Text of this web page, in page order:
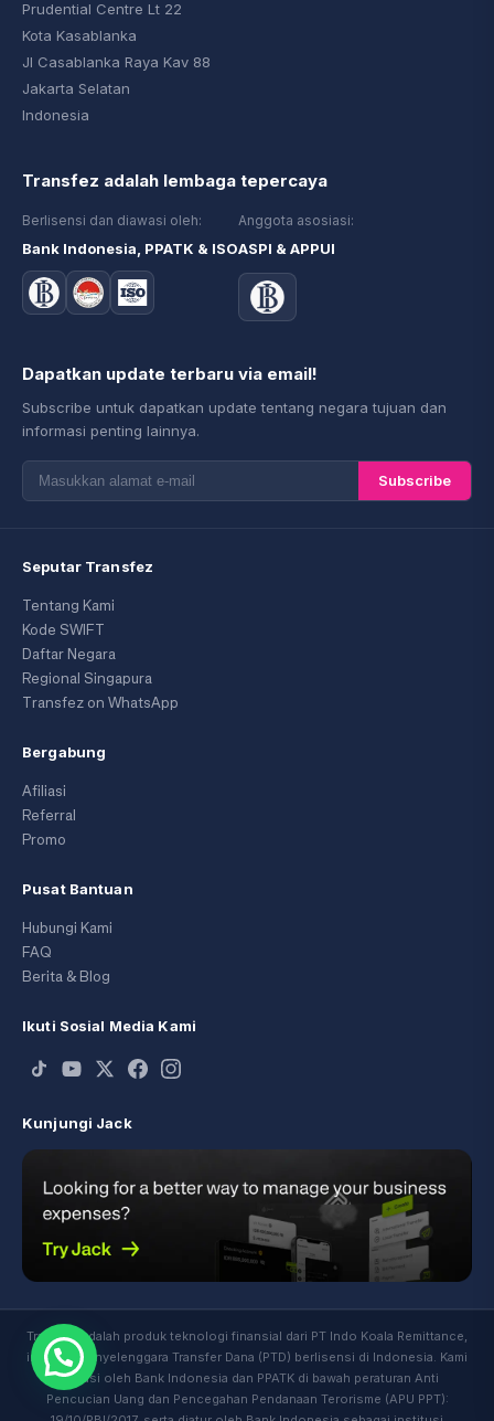
Prudential Centre Lt 22
Kota Kasablanka
Jl Casablanka Raya Kav 88
Jakarta Selatan
Indonesia
Transfez adalah lembaga tepercaya
Berlisensi dan diawasi oleh:
Bank Indonesia, PPATK & ISO
Anggota asosiasi:
ASPI & APPUI
Dapatkan update terbaru via email!
Subscribe untuk dapatkan update tentang negara tujuan dan
informasi penting lainnya.
Subscribe
Seputar Transfez
Tentang Kami
Kode SWIFT
Daftar Negara
Regional Singapura
Transfez on WhatsApp
Bergabung
Afiliasi
Referral
Promo
Pusat Bantuan
Hubungi Kami
FAQ
Berita & Blog
Ikuti Sosial Media Kami
Kunjungi Jack
Transfez adalah produk teknologi finansial dari PT Indo Koala Remittance,
institusi Penyelenggara Transfer Dana (PTD) berlisensi di Indonesia. Kami
diawasi oleh Bank Indonesia dan PPATK di bawah peraturan Anti
Pencucian Uang dan Pencegahan Pendanaan Terorisme (APU PPT):